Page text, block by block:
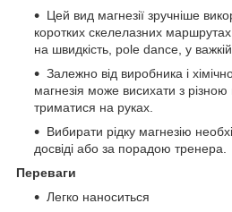
Цей вид магнезії зручніше
коротких скелелазних
на швидкість, pole dance, у важкій
Залежно від виробника і
магнезія може висихати з
триматися на руках.
Вибирати рідку магнезію
досвіді або за порадою тренера.
Переваги
Легко наноситься